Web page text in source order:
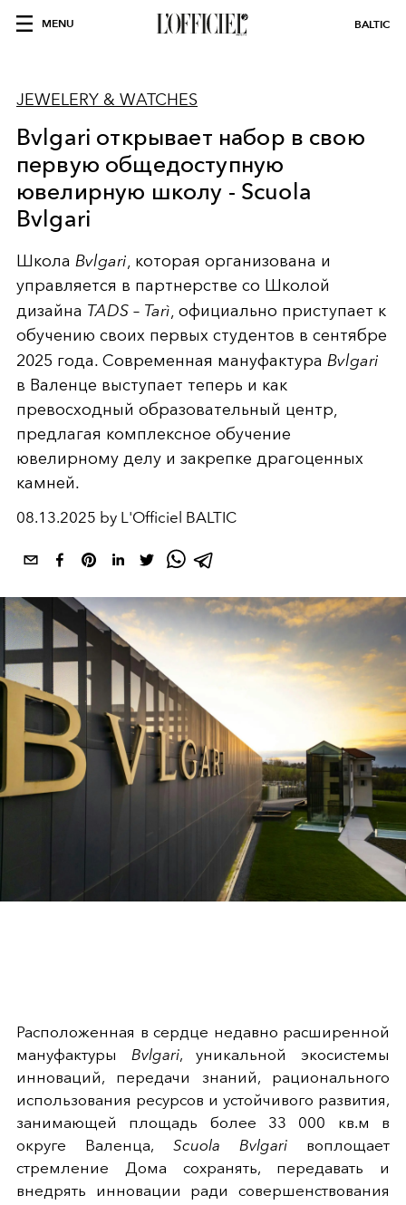
MENU BALTIC
JEWELERY & WATCHES
Bvlgari открывает набор в свою
первую общедоступную
ювелирную школу - Scuola
Bvlgari
Школа Bvlgari, которая организована и
управляется в партнерстве со Школой
дизайна TADS – Tarì, официально приступает к
обучению своих первых студентов в сентябре
2025 года. Современная мануфактура Bvlgari
в Валенце выступает теперь и как
превосходный образовательный центр,
предлагая комплексное обучение
ювелирному делу и закрепке драгоценных
камней.
08.13.2025 by L'Officiel BALTIC
Расположенная в сердце недавно расширенной
мануфактуры Bvlgari, уникальной экосистемы
инноваций, передачи знаний, рационального
использования ресурсов и устойчивого развития,
занимающей площадь более 33 000 кв.м в
округе Валенца, Scuola Bvlgariвоплощает
стремление Дома сохранять, передавать и
внедрять инновации ради совершенствования